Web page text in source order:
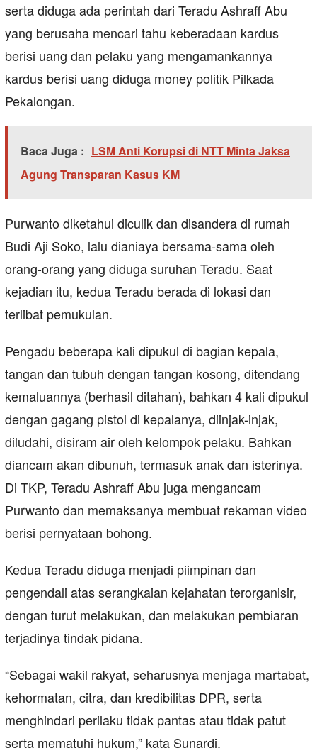
serta diduga ada perintah dari Teradu Ashraff Abu
yang berusaha mencari tahu keberadaan kardus
berisi uang dan pelaku yang mengamankannya
kardus berisi uang diduga money politik Pilkada
Pekalongan.
Baca Juga : LSM Anti Korupsi di NTT Minta Jaksa
Agung Transparan Kasus KM
Purwanto diketahui diculik dan disandera di rumah
Budi Aji Soko, lalu dianiaya bersama-sama oleh
orang-orang yang diduga suruhan Teradu. Saat
kejadian itu, kedua Teradu berada di lokasi dan
terlibat pemukulan.
Pengadu beberapa kali dipukul di bagian kepala,
tangan dan tubuh dengan tangan kosong, ditendang
kemaluannya (berhasil ditahan), bahkan 4 kali dipukul
dengan gagang pistol di kepalanya, diinjak-injak,
diludahi, disiram air oleh kelompok pelaku. Bahkan
diancam akan dibunuh, termasuk anak dan isterinya.
Di TKP, Teradu Ashraff Abu juga mengancam
Purwanto dan memaksanya membuat rekaman video
berisi pernyataan bohong.
Kedua Teradu diduga menjadi piimpinan dan
pengendali atas serangkaian kejahatan terorganisir,
dengan turut melakukan, dan melakukan pembiaran
terjadinya tindak pidana.
“Sebagai wakil rakyat, seharusnya menjaga martabat,
kehormatan, citra, dan kredibilitas DPR, serta
menghindari perilaku tidak pantas atau tidak patut
serta mematuhi hukum,” kata Sunardi.